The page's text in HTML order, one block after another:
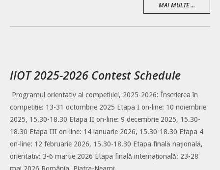
MAI MULTE ...
IIOT 2025-2026 Contest Schedule
Programul orientativ al competiției, 2025-2026: Înscrierea în
competiție: 13-31 octombrie 2025 Etapa I on-line: 10 noiembrie
2025, 15.30-18.30 Etapa II on-line: 9 decembrie 2025, 15.30-
18.30 Etapa III on-line: 14 ianuarie 2026, 15.30-18.30 Etapa 4
on-line: 12 februarie 2026, 15.30-18.30 Etapa finală națională,
orientativ: 3-6 martie 2026 Etapa finală internațională: 23-28
mai 2026 România, Piatra-Neamț